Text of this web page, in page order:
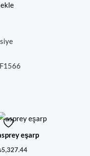
eşarp
5,327.44